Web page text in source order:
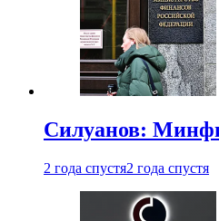
Силуанов:
2 года спустя2 года спустя